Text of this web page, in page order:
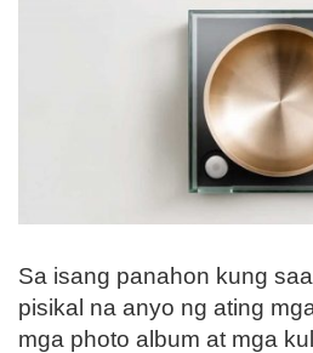
Sa isang panahon kung
pisikal na anyo ng ating
mga photo album at mga